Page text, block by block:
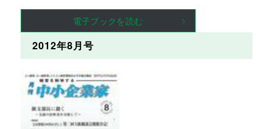
電子ブックを読む
2012年8月号